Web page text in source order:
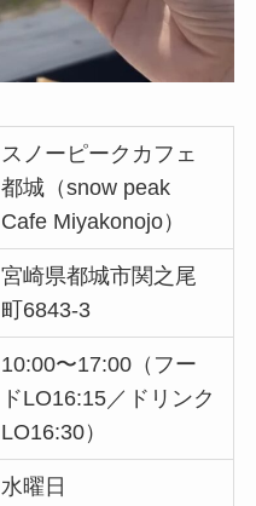
スノーピークカフェ
都城（snow peak
Cafe Miyakonojo）
宮崎県都城市関之尾
町6843-3
10:00〜17:00（フー
ドLO16:15／ドリンク
LO16:30）
水曜日